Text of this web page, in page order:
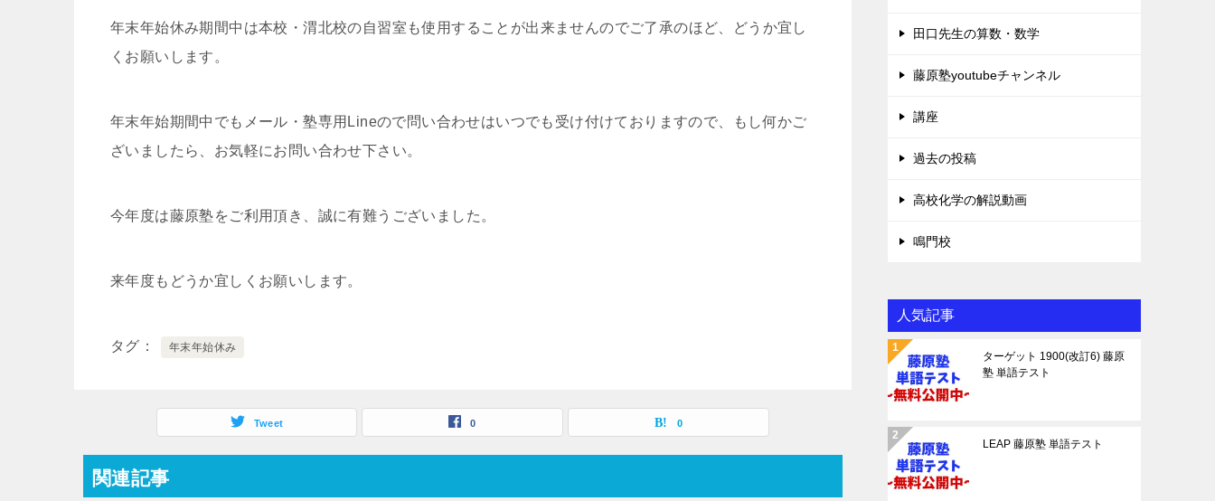
年末年始休み期間中は本校・渭北校の自習室も使用することが出来ませんのでご了承のほど、どうか宜し
くお願いします。
年末年始期間中でもメール・塾専用Lineので問い合わせはいつでも受け付けておりますので、もし何かご
ざいましたら、お気軽にお問い合わせ下さい。
今年度は藤原塾をご利用頂き、誠に有難うございました。
来年度もどうか宜しくお願いします。
タグ 年末年始休み
Tweet 0 0
関連記事
田口先生の算数・数学
藤原塾youtubeチャンネル
講座
過去の投稿
高校化学の解説動画
鳴門校
人気記事
ターゲット 1900(改訂6) 藤原
塾 単語テスト
LEAP 藤原塾 単語テスト